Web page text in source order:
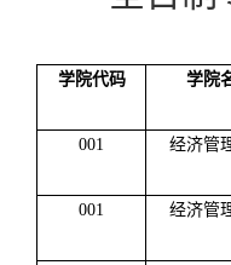
学院代码 学院
001 经济管
001 经济管